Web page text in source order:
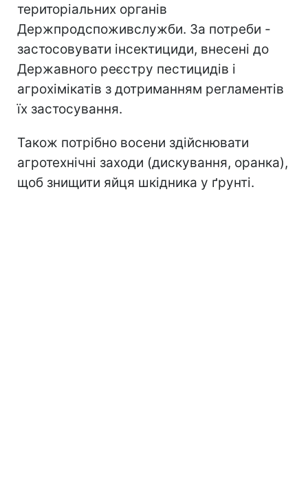
територіальних органів
Держпродспоживслужби. За потреби -
застосовувати інсектициди, внесені до
Державного реєстру пестицидів і
агрохімікатів з дотриманням регламентів
їх застосування.
Також потрібно восени здійснювати
агротехнічні заходи (дискування, оранка),
щоб знищити яйця шкідника у ґрунті.